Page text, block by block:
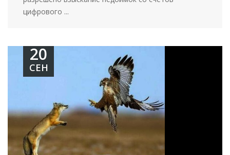
цифрового ...
20
СЕН